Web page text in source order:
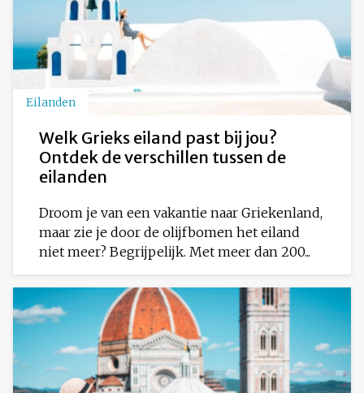
Eilanden
Welk Grieks eiland past bij jou?
Ontdek de verschillen tussen de
eilanden
Droom je van een vakantie naar Griekenland,
maar zie je door de olijfbomen het eiland
niet meer? Begrijpelijk. Met meer dan 200...